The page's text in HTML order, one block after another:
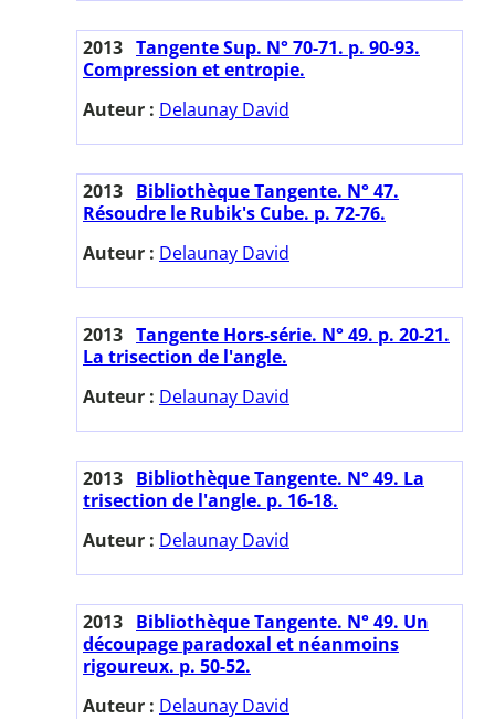
2013 Tangente Sup. N° 70-71. p. 90-93.
Compression et entropie.
Auteur : Delaunay David
2013 Bibliothèque Tangente. N° 47.
Résoudre le Rubik's Cube. p. 72-76.
Auteur : Delaunay David
2013 Tangente Hors-série. N° 49. p. 20-21.
La trisection de l'angle.
Auteur : Delaunay David
2013 Bibliothèque Tangente. N° 49. La
trisection de l'angle. p. 16-18.
Auteur : Delaunay David
2013 Bibliothèque Tangente. N° 49. Un
découpage paradoxal et néanmoins
rigoureux. p. 50-52.
Auteur : Delaunay David